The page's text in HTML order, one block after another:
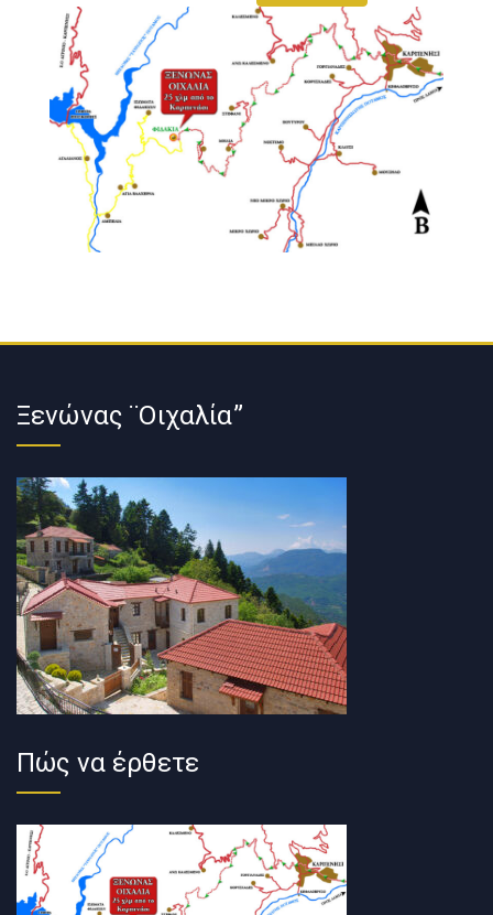
Ξενώνας ¨Οιχαλία”
Πώς να έρθετε